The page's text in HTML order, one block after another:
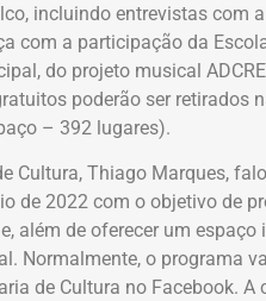
incluindo entrevistas com
com a participação da
do projeto musical
poderão ser retirados
– 392 lugares).
Cultura, Thiago Marques,
de 2022 com o objetivo de
além de oferecer um
Normalmente, o programa
de Cultura no Facebook.